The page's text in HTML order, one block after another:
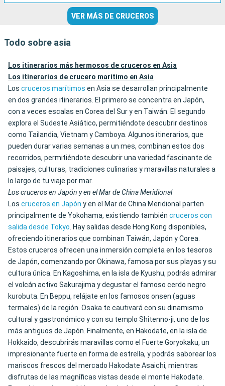
VER MÁS DE CRUCEROS
Todo sobre asia
Los itinerarios más hermosos de cruceros en Asia
Los itinerarios de crucero marítimo en Asia
Los cruceros marítimos en Asia se desarrollan principalmente
en dos grandes itinerarios. El primero se concentra en Japón,
con a veces escalas en Corea del Sur y en Taiwán. El segundo
explora el Sudeste Asiático, permitiéndote descubrir destinos
como Tailandia, Vietnam y Camboya. Algunos itinerarios, que
pueden durar varias semanas a un mes, combinan estos dos
recorridos, permitiéndote descubrir una variedad fascinante de
paisajes, culturas, tradiciones culinarias y maravillas naturales a
lo largo de tu viaje por mar.
Los cruceros en Japón y en el Mar de China Meridional
Los cruceros en Japón y en el Mar de China Meridional parten
principalmente de Yokohama, existiendo también cruceros con
salida desde Tokyo. Hay salidas desde Hong Kong disponibles,
ofreciendo itinerarios que combinan Taiwán, Japón y Corea.
Estos cruceros ofrecen una inmersión completa en los tesoros
de Japón, comenzando por Okinawa, famosa por sus playas y su
cultura única. En Kagoshima, en la isla de Kyushu, podrás admirar
el volcán activo Sakurajima y degustar el famoso cerdo negro
kurobuta. En Beppu, relájate en los famosos onsen (aguas
termales) de la región. Osaka te cautivará con su dinamismo
cultural y gastronómico y con su templo Shitenno-ji, uno de los
más antiguos de Japón. Finalmente, en Hakodate, en la isla de
Hokkaido, descubrirás maravillas como el Fuerte Goryokaku, un
impresionante fuerte en forma de estrella, y podrás saborear los
mariscos frescos del mercado Hakodate Asaichi, mientras
disfrutas de las magníficas vistas desde el monte Hakodate.